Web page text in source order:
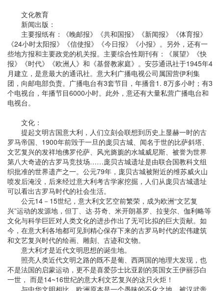
文化教育
新闻出版：
主要报纸有：《晚邮报》《共和国报》《新闻报》《体育报》
《24小时太阳报》《信使报》《今日报》《小报》。另外，还有一
些地方报和主要政党的机关报。主要综合性期刊有：《展望》《快
报》《时代》《欧洲人》和《基督教家庭》。安莎通讯社于1945年4
月建立，是意最大的通讯社。意大利广播电视公司属国营伊利集
团，向邮电部负责。广播电台有3套节目，年播音1. 8万多小时；有3
个电视台，年播节目6000小时。此外，意还有大量私营广播电台和
电视台。
文化：
提起文明古国意大利，人们立刻会联想到历史上显赫一时的古
罗马帝国、1900年前毁于一旦的庞贝古城、闻名于世的比萨斜塔、
文艺复兴的发祥地佛罗伦萨、风光旖旎的水城威尼斯、被誉为世界
第八大奇迹的古罗马竞技场……庞贝古城遗址是由联合国教科文组
织批准的世界遗产之一。公元79年，庞贝古城被附近的维苏威火山
喷发后淹没，后来经过意大利考古学家挖掘，人们从庞贝古城遗址
可以看出古罗马时代的社会生活。
公元14－15世纪，意大利文艺空前繁荣，成为欧洲“文艺复
兴”运动的发源地，但丁、达·芬奇、米开朗基罗、拉斐尔、伽利略等
文化与科学巨匠对人类文化的进步作出了无可比拟的巨大贡献。如
今，在意大利各地都可见到精心保存下来的古罗马时代的宏伟建筑
和文艺复兴时代的绘画、雕刻、古迹和文物。
意大利才是近代文明思想的诞生地。
照亮人类近代文明之路的既不是葡、西两国的地理大发现，也
不是法国的启蒙运动，更不是喜爱莎士比亚剧的英国女王伊丽莎白
一世， 而是14~16世纪的意大利文艺复兴的这只火炬！
与中华文明相比，欧洲原本是一个愚昧的不化之地。被汉武帝